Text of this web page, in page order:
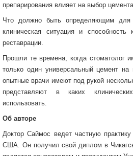
препарирования влияет на выбор цемента.
Что должно быть определяющим для
клиническая ситуация и
реставрации.
Прошли те времена, когда стоматолог
только один универсальный цемент
опытные врачи имеют под рукой
представляют в каких
использовать.
Об авторе
Доктор Саймос ведет частную
США. Он получил свой диплом в